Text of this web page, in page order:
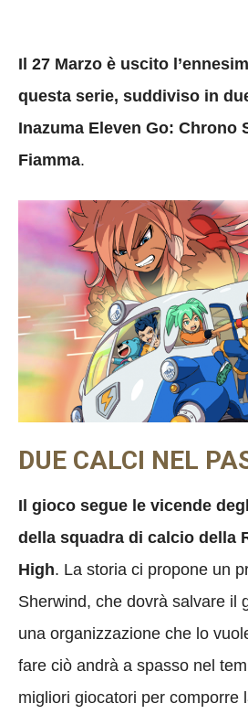
Il 27 Marzo è uscito
questa serie, suddiviso in
Inazuma Eleven Go: Chrono
Fiamma.
DUE CALCI NEL
Il gioco segue le vicende
della squadra di calcio della
High. La storia ci propone un
Sherwind, che dovrà salvare il
una organizzazione che lo
fare ciò andrà a spasso nel
migliori giocatori per comporre